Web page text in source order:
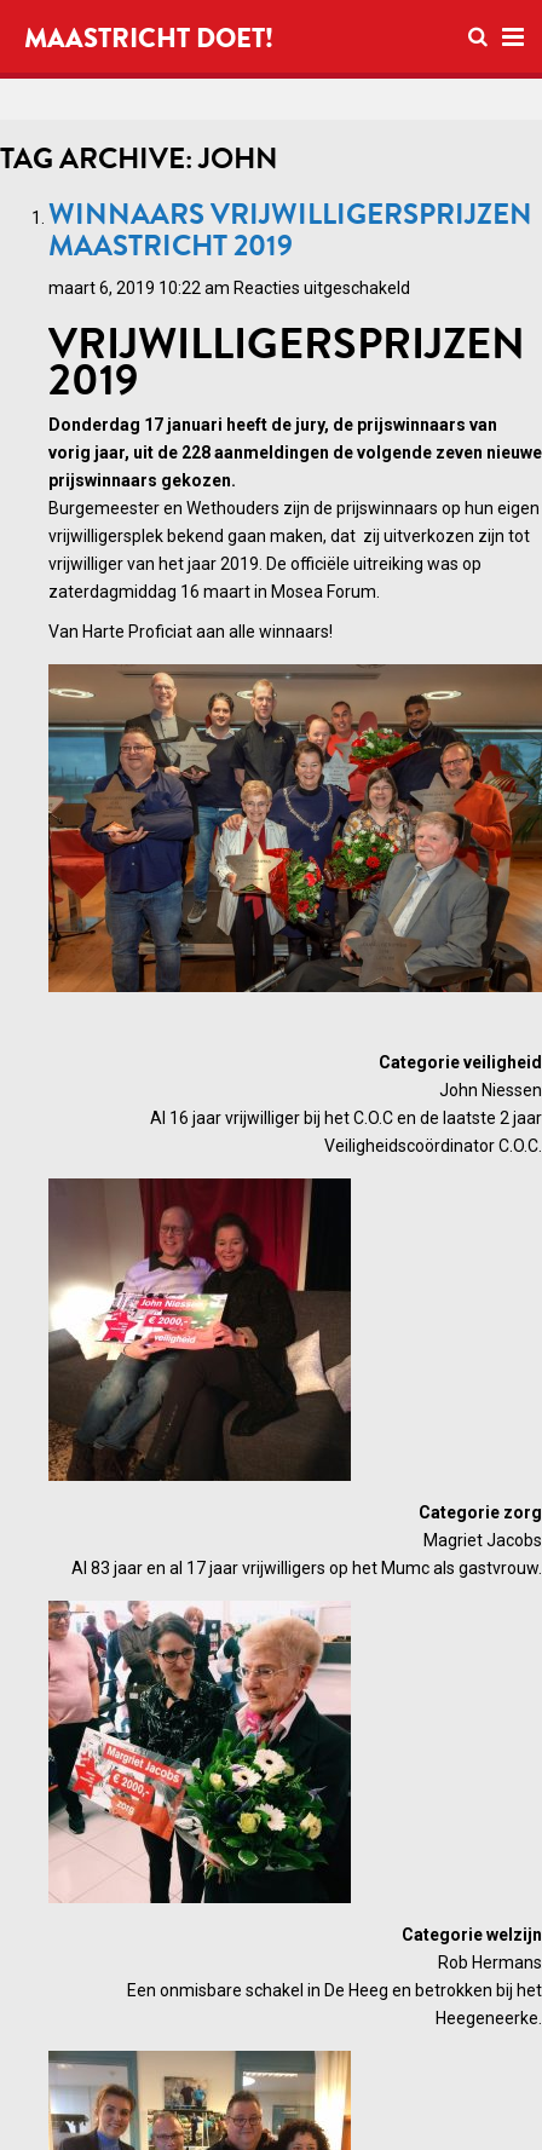
Open
MAASTRICHT DOET!
TAG ARCHIVE: JOHN
WINNAARS VRIJWILLIGERSPRIJZEN
MAASTRICHT 2019
maart 6, 2019 10:22 am Reacties uitgeschakeld
VRIJWILLIGERSPRIJZEN
2019
Donderdag 17 januari heeft de jury, de prijswinnaars van
vorig jaar, uit de 228 aanmeldingen de volgende zeven nieuwe
prijswinnaars gekozen.
Burgemeester en Wethouders zijn de prijswinnaars op hun eigen
vrijwilligersplek bekend gaan maken, dat zij uitverkozen zijn tot
vrijwilliger van het jaar 2019. De officiële uitreiking was op
zaterdagmiddag 16 maart in Mosea Forum.
Van Harte Proficiat aan alle winnaars!
Categorie veiligheid
John Niessen
Al 16 jaar vrijwilliger bij het C.O.C en de laatste 2 jaar
Veiligheidscoördinator C.O.C.
Categorie zorg
Magriet Jacobs
Al 83 jaar en al 17 jaar vrijwilligers op het Mumc als gastvrouw.
Categorie welzijn
Rob Hermans
Een onmisbare schakel in De Heeg en betrokken bij het
Heegeneerke.